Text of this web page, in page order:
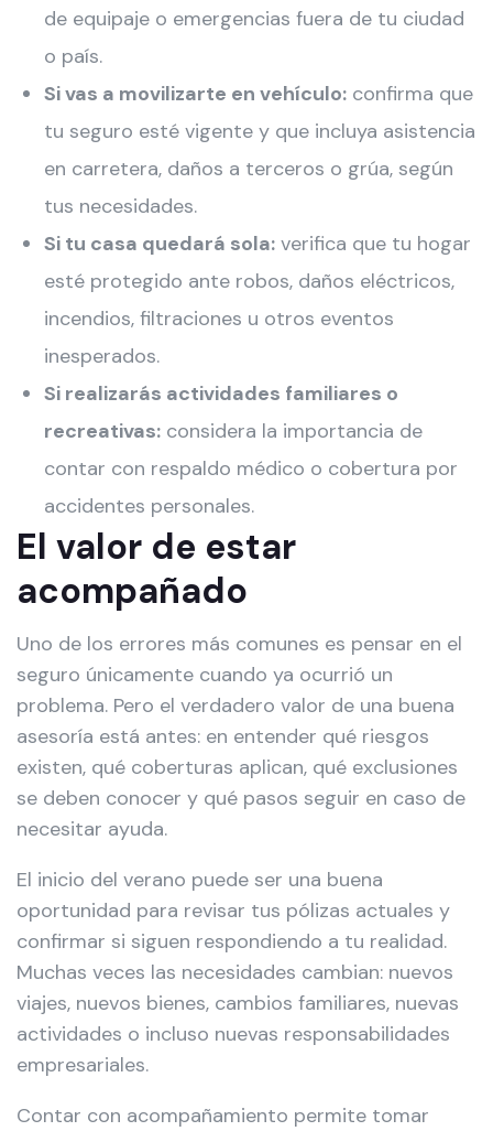
de equipaje o emergencias fuera de tu ciudad
o país.
Si vas a movilizarte en vehículo: confirma que
tu seguro esté vigente y que incluya asistencia
en carretera, daños a terceros o grúa, según
tus necesidades.
Si tu casa quedará sola: verifica que tu hogar
esté protegido ante robos, daños eléctricos,
incendios, filtraciones u otros eventos
inesperados.
Si realizarás actividades familiares o
recreativas: considera la importancia de
contar con respaldo médico o cobertura por
accidentes personales.
El valor de estar
acompañado
Uno de los errores más comunes es pensar en el
seguro únicamente cuando ya ocurrió un
problema. Pero el verdadero valor de una buena
asesoría está antes: en entender qué riesgos
existen, qué coberturas aplican, qué exclusiones
se deben conocer y qué pasos seguir en caso de
necesitar ayuda.
El inicio del verano puede ser una buena
oportunidad para revisar tus pólizas actuales y
confirmar si siguen respondiendo a tu realidad.
Muchas veces las necesidades cambian: nuevos
viajes, nuevos bienes, cambios familiares, nuevas
actividades o incluso nuevas responsabilidades
empresariales.
Contar con acompañamiento permite tomar